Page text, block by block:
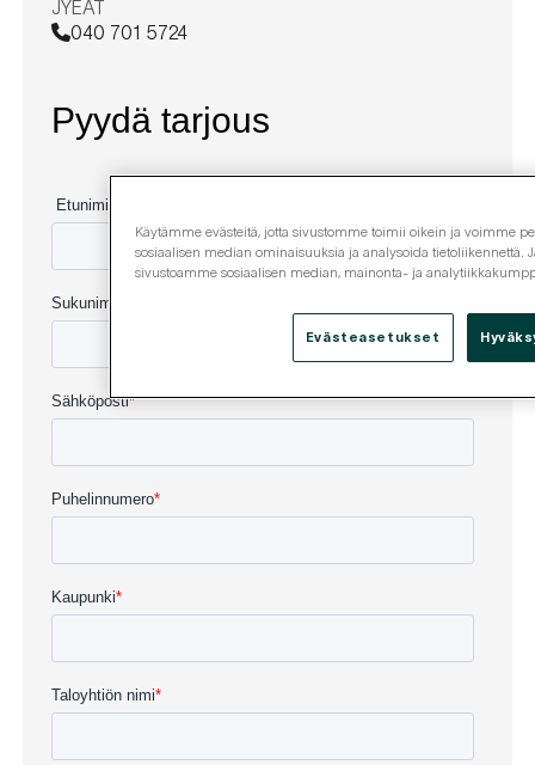
JYEAT
040 701 5724
Käytämme evästeitä, jotta sivustomme toimii oikein ja voimme
sosiaalisen median ominaisuuksia ja analysoida tietoliikennettä.
sivustoamme sosiaalisen median, mainonta- ja
Evästeasetukset